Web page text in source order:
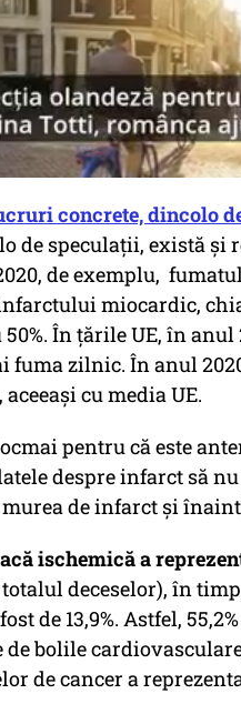
concrete, dincolo
de speculații, există și
de exemplu,
miocardic,
În țările UE, în
fuma zilnic. În anul
cu media UE.
pentru că este
despre infarct să
de infarct și
ischemică a
totalul deceselor), în
de 13,9%. Astfel,
de bolile
de cancer a